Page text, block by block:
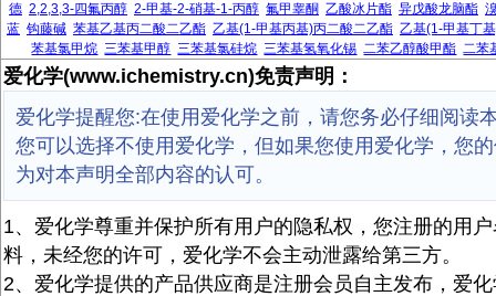
德 2,2,3,3-四氟丙醇 2-甲基-2-硝基-1-丙醇 氟甲睾酮 乙酸冰片酯 异戊酸龙脑酯
蓝 钩藤碱 苯基乙基丙二酸二乙酯 乙基(1-甲基丙基)丙二酸二乙酯 乙基(1-甲基丁
苯基氯甲烷 三苯基甲醇 三苯基氯硅烷 三苯基氢氧化锡 二苯乙醇酸甲酯 二苯
爱化学(www.ichemistry.cn)免责声明：
爱化学提醒您:在使用爱化学之前，请您务必仔细阅读
您可以选择不使用爱化学，但如果您使用爱化学，您
为对本声明全部内容的认可。
1、爱化学尊重并保护所有用户的隐私权，您注册的用
料，未经您的许可，爱化学不会主动泄露给第三方。
2、爱化学提供的产品供应商是注册会员自主发布，爱